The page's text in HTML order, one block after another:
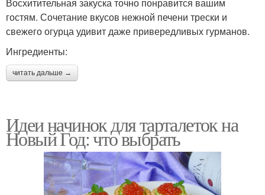
Восхитительная закуска точно понравится вашим
гостям. Сочетание вкусов нежной печени трески и
свежего огурца удивит даже привередливых гурманов.
Ингредиенты:
читать дальше →
Идеи начинок для тарталеток на
Новый Год: что выбрать